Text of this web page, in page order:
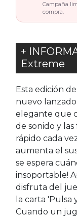
Campaña
compra.
+
Extreme
Esta edición
nuevo
elegante que
de sonido y
rápido cada
aumenta el
se espera
insoportable!
disfruta del
la carta 'Pulsa
Cuando un